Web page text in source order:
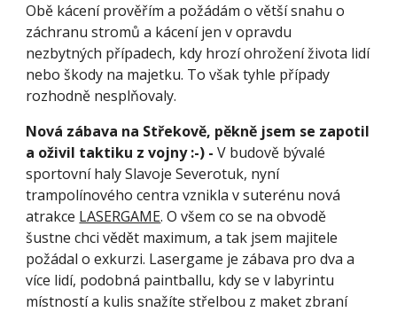
Obě kácení prověřím a požádám o větší snahu o
záchranu stromů a kácení jen v opravdu
nezbytných případech, kdy hrozí ohrožení života lidí
nebo škody na majetku. To však tyhle případy
rozhodně nesplňovaly.
Nová zábava na Střekově, pěkně jsem se zapotil
a oživil taktiku z vojny :-) - V budově bývalé
sportovní haly Slavoje Severotuk, nyní
trampolínového centra vznikla v suterénu nová
atrakce LASERGAME. O všem co se na obvodě
šustne chci vědět maximum, a tak jsem majitele
požádal o exkurzi. Lasergame je zábava pro dva a
více lidí, podobná paintballu, kdy se v labyrintu
místností a kulis snažíte střelbou z maket zbraní